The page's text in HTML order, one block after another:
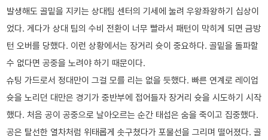
발생해도 골밑을 지키는 상대팀 센터의 기세에 눌려 우왕좌왕하기 십상이
었다. 게다가 상대 팀의 수비 전환이 너무 빨라서 패턴이 막히게 되면 금방
턴 오버를 당했다. 이런 상황에서는 장거리 슛이 중요하다. 골밑을 돌파할
수 없다면 공중을 노려야 하기 때문이다.
슈팅 가드로서 정대만이 그걸 모를 리는 없을 듯했다. 빠른 연계로 레이업
슛을 노리던 대만은 경기가 중반부에 접어들자 장거리 슛을 시도하기 시작
했다. 처음 공이 공중으로 날아오르는 순간 태섭은 숨을 죽이고 집중했다.
공은 탈선한 열차처럼 위태롭게 솟구쳤다가 포물선을 그리며 떨어졌다. 골